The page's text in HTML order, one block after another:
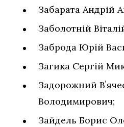
Забарата Андрій
Заболотній
Заброда Юрій
Загика Сергій
Задорожний
Володимирович;
Зайдель Борис